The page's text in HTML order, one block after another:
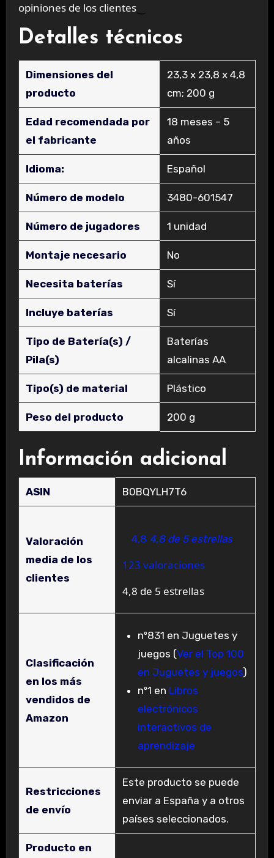
opiniones de los clientes
Detalles técnicos
Dimensiones del
producto
‎23,3 x 23,8 x 4,8
cm; 200 g
Edad recomendada por
el fabricante
‎18 meses – 5
años
Idioma: ‎Español
Número de modelo ‎3480-601547
Número de jugadores ‎1 unidad
Montaje necesario ‎No
Necesita baterías ‎Sí
Incluye baterías ‎Sí
Tipo de Batería(s) /
Pila(s)
‎Baterías
alcalinas AA
Tipo(s) de material ‎Plástico
Peso del producto ‎200 g
Información adicional
ASIN B0BQYLH7T6
Valoración
media de los
clientes
4,8 4,8 de 5 estrellas
123 valoraciones
4,8 de 5 estrellas
Clasificación
en los más
vendidos de
Amazon
nº831 en Juguetes y
juegos (Ver el Top 100
en Juguetes y juegos)
nº1 en Libros
electrónicos
interactivos de
aprendizaje
Restricciones
de envío
Este producto se puede
enviar a España y a otros
países seleccionados.
Producto en